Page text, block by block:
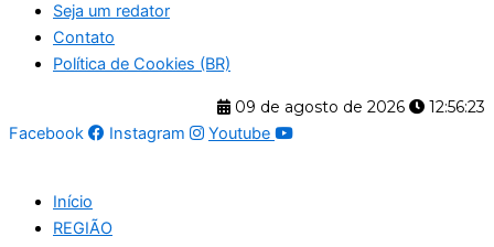
Seja um redator
Contato
Política de Cookies (BR)
09 de agosto de 2026
12:56:24
Facebook
Instagram Youtube
Início
REGIÃO